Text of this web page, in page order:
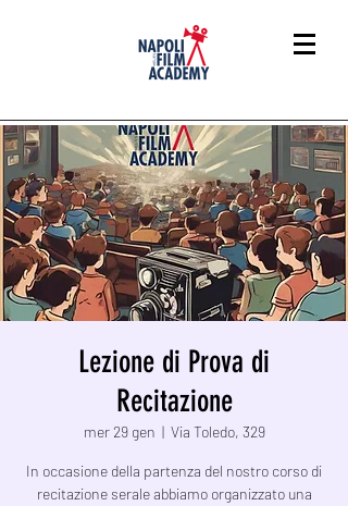
Lezione di Prova di
Recitazione
mer 29 gen
  |
Via Toledo, 329
In occasione della partenza del nostro corso di
recitazione serale abbiamo organizzato una